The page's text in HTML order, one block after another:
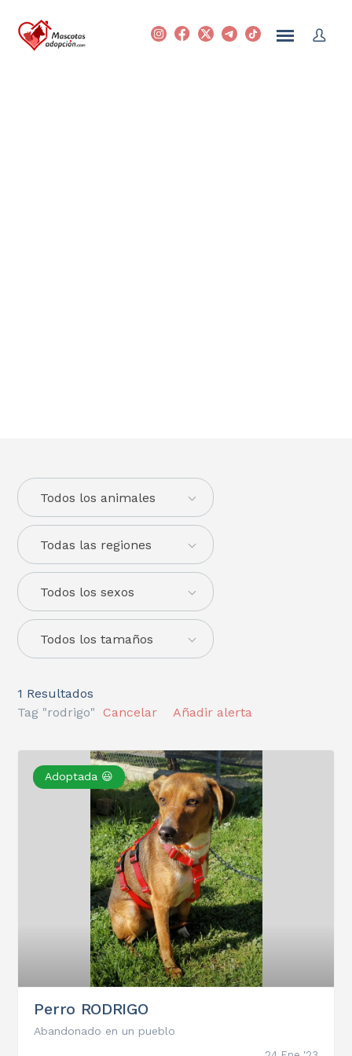
Todas las regiones
Todos los animales
Todos los sexos
Todos los tamaños
1 Resultados
Tag "rodrigo"
Cancelar Añadir alerta
Adoptada 😃
Perro RODRIGO
Abandonado en un pueblo